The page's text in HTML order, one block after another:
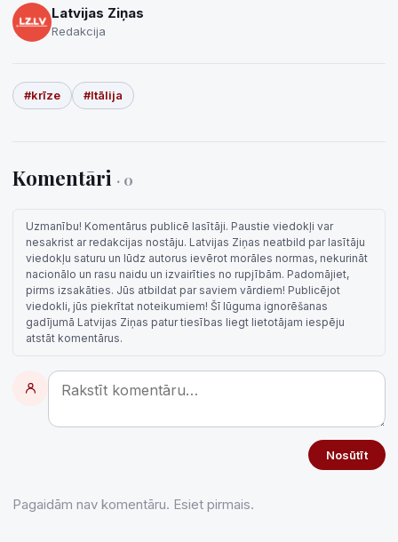
Latvijas Ziņas
Redakcija
#krīze #Itālija
Komentāri · 0
Uzmanību! Komentārus publicē lasītāji. Paustie viedokļi var
nesakrist ar redakcijas nostāju. Latvijas Ziņas neatbild par lasītāju
viedokļu saturu un lūdz autorus ievērot morāles normas, nekurināt
nacionālo un rasu naidu un izvairīties no rupjībām. Padomājiet,
pirms izsakāties. Jūs atbildat par saviem vārdiem! Publicējot
viedokli, jūs piekrītat noteikumiem! Šī lūguma ignorēšanas
gadījumā Latvijas Ziņas patur tiesības liegt lietotājam iespēju
atstāt komentārus.
Nosūtīt
Pagaidām nav komentāru. Esiet pirmais.